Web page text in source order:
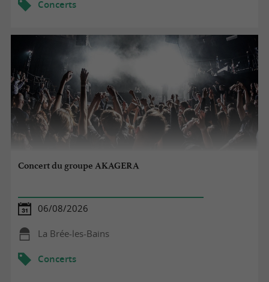
Concerts
Concert du groupe AKAGERA
06/08/2026
La Brée-les-Bains
Concerts